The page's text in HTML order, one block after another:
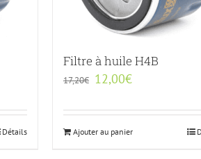
Détails
Filtre à huile H4B
17,20€ 12,00€
Ajouter au panier